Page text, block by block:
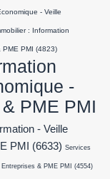
- Veille
: Information
PME PMI (4823)
-
PME PMI
- Veille
PMI
(6633) Services
& PME PMI (4554)